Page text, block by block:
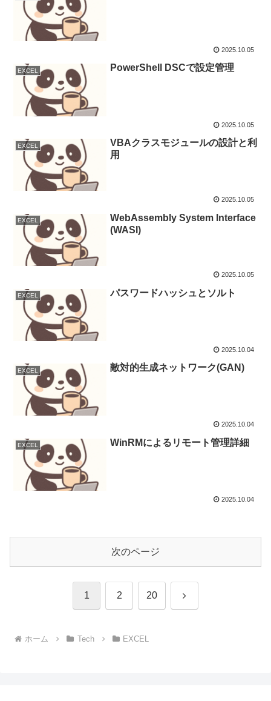
2025.10.05
EXCEL PowerShell DSCで設定管理
2025.10.05
EXCEL
VBAクラスモジュールの設計と利
用
2025.10.05
EXCEL
WebAssembly System Interface
(WASI)
2025.10.05
EXCEL パスワードハッシュとソルト
2025.10.04
EXCEL 敵対的生成ネットワーク(GAN)
2025.10.04
EXCEL WinRMによるリモート管理詳細
2025.10.04
次のページ
1 2 20 次
ホーム Tech EXCEL